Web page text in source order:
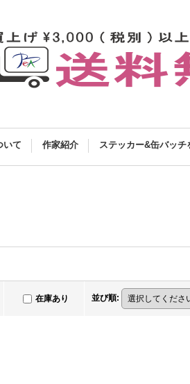
いて 作家紹介 ステッカー&缶バッチ
在庫あり 並び順: